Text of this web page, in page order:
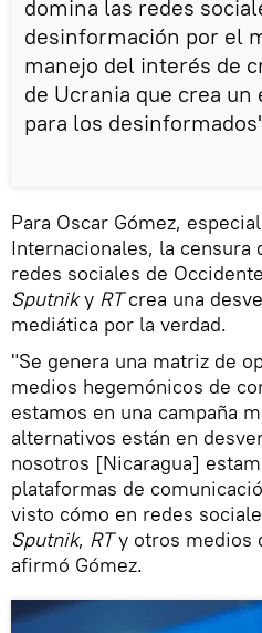
domina las redes
desinformación por el
manejo del interés de
de Ucrania que crea
para los
Para Oscar Gómez,
Internacionales, la
redes sociales de
Sputniky RTcrea una
mediática por la verdad.
"Se genera una matriz de
medios hegemónicos de
estamos en una campaña
alternativos están en
nosotros [Nicaragua]
plataformas de
visto cómo en redes
Sputnik, RTy otros medios
afirmó Gómez.